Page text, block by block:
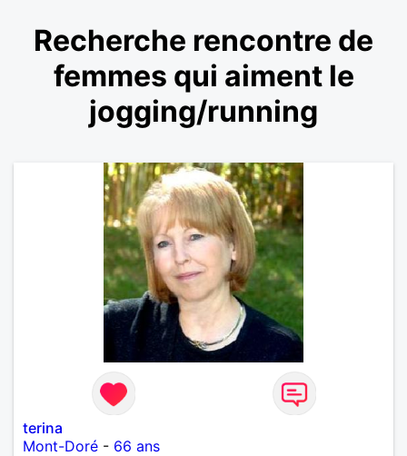
Recherche rencontre de
femmes qui aiment le
jogging/running
terina
Mont-Doré - 66 ans